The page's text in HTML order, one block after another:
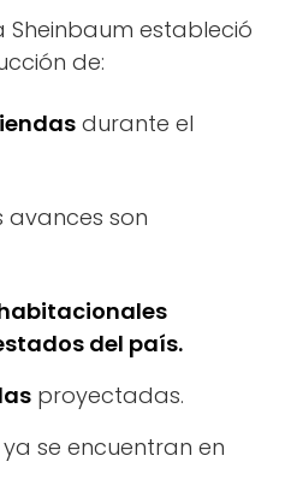
Sheinbaum estableció
de:
durante el
avances son
del país.
proyectadas.
ya se encuentran en